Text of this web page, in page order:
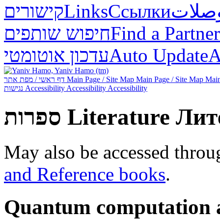
קישוריםLinksСсылки
חיפוש שותפיםFind a Partner
עדכון אוטומטיAuto Update
Main Page / Site Map Main Page / Site Map
Accessibility Accessibility Accessibility
ספרות Literature
May also be accessed
and Reference books.
Quantum